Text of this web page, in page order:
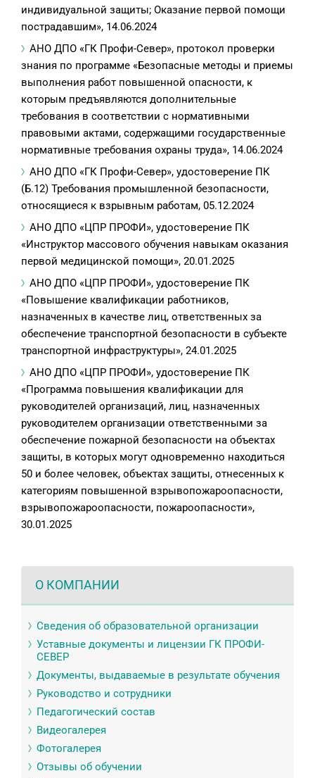
индивидуальной защиты; Оказание первой помощи
пострадавшим», 14.06.2024
АНО ДПО «ГК Профи-Север», протокол проверки
знания по программе «Безопасные методы и приемы
выполнения работ повышенной опасности, к
которым предъявляются дополнительные
требования в соответствии с нормативными
правовыми актами, содержащими государственные
нормативные требования охраны труда», 14.06.2024
АНО ДПО «ГК Профи-Север», удостоверение ПК
(Б.12) Требования промышленной безопасности,
относящиеся к взрывным работам, 05.12.2024
АНО ДПО «ЦПР ПРОФИ», удостоверение ПК
«Инструктор массового обучения навыкам оказания
первой медицинской помощи», 20.01.2025
АНО ДПО «ЦПР ПРОФИ», удостоверение ПК
«Повышение квалификации работников,
назначенных в качестве лиц, ответственных за
обеспечение транспортной безопасности в субъекте
транспортной инфраструктуры», 24.01.2025
АНО ДПО «ЦПР ПРОФИ», удостоверение ПК
«Программа повышения квалификации для
руководителей организаций, лиц, назначенных
руководителем организации ответственными за
обеспечение пожарной безопасности на объектах
защиты, в которых могут одновременно находиться
50 и более человек, объектах защиты, отнесенных к
категориям повышенной взрывопожароопасности,
взрывопожароопасности, пожароопасности»,
30.01.2025
О КОМПАНИИ
Сведения об образовательной организации
Уставные документы и лицензии ГК ПРОФИ-
СЕВЕР
Документы, выдаваемые в результате обучения
Руководство и сотрудники
Педагогический состав
Видеогалерея
Фотогалерея
Отзывы об обучении